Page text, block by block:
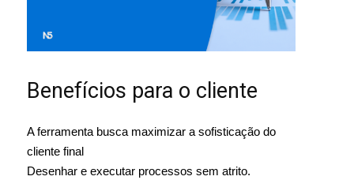
Benefícios para o cliente
A ferramenta busca maximizar a sofisticação do
cliente final
Desenhar e executar processos sem atrito.